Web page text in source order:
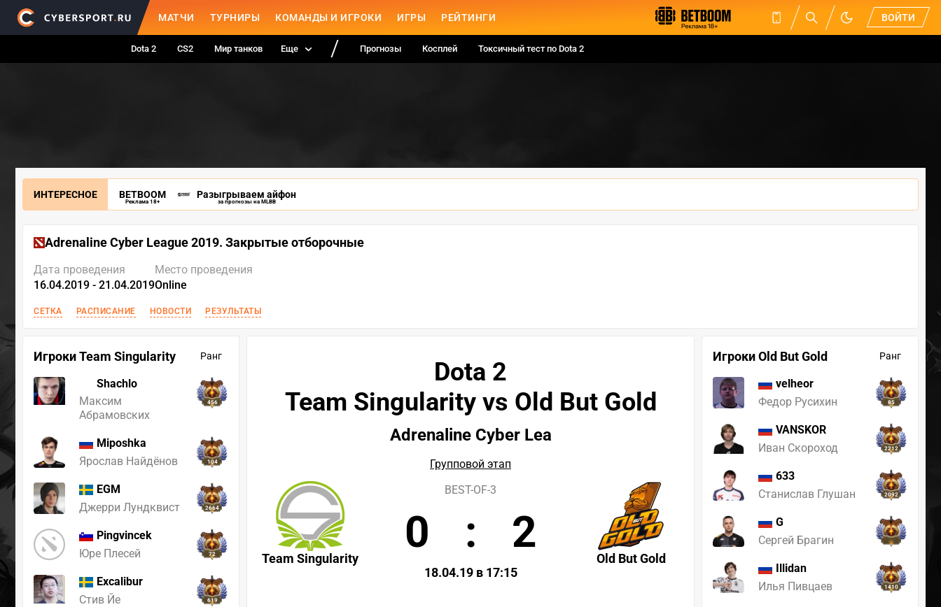
МАТЧИ ТУРНИРЫ КОМАНДЫ И ИГРОКИ ИГРЫ РЕЙТИНГИ ВОЙТИ
Dota 2 CS2 Мир танков Еще Прогнозы Косплей Токсичный тест по Dota 2
ИНТЕРЕСНОЕ BETBOOM
Реклама 18+
Разыгрываем айфон
за прогнозы на MLBB
Adrenaline Cyber League 2019. Закрытые отборочные
Дата проведения
16.04.2019 - 21.04.2019
Место проведения
Online
СЕТКА РАСПИСАНИЕ НОВОСТИ РЕЗУЛЬТАТЫ
Игроки Team Singularity Ранг
Shachlo
Максим
Абрамовских
456
Miposhka
Ярослав Найдёнов
104
EGM
Джерри Лундквист
2664
Pingvincek
Юре Плесей
72
Excalibur
Стив Йе
619
Игроки Old But Gold Ранг
velheor
Федор Русихин
85
VANSKOR
Иван Скороход
2212
633
Станислав Глушан
2092
G
Сергей Брагин
Illidan
Илья Пивцаев
1410
Dota 2
Team Singularity vs Old But Gold
Adrenaline Cyber Lea
Групповой этап
Team Singularity Old But Gold
BEST-OF-3
0 : 2
18.04.19 в 17:15